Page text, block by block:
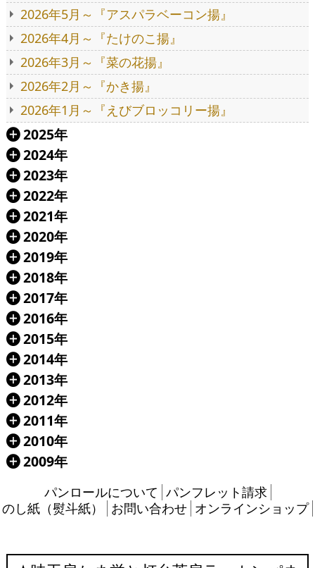
2026年5月～『アスパラベーコン揚』
2026年4月～『たけのこ揚』
2026年3月～『菜の花揚』
2026年2月～『かき揚』
2026年1月～『えびブロッコリー揚』
Á 2025年
Á 2024年
Á 2023年
Á 2022年
Á 2021年
Á 2020年
Á 2019年
Á 2018年
Á 2017年
Á 2016年
Á 2015年
Á 2014年
Á 2013年
Á 2012年
Á 2011年
Á 2010年
Á 2009年
パンロールについて パンフレット請求
のし紙（熨斗紙）
お問い合わせ オンラインショップ